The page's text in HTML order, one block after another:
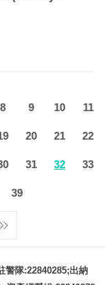
8 9 10 11
20 21 22
31 32 33
39
警隊:22840285;出納